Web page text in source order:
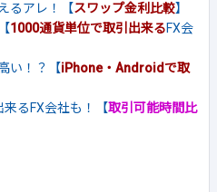
るアレ！【スワップ金利比較】
1000通貨単位で取引出来るFX会
い！？【iPhone・Androidで取
るFX会社も！【取引可能時間比